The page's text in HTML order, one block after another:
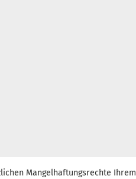
Mangelhaftungsrechte Ihrem